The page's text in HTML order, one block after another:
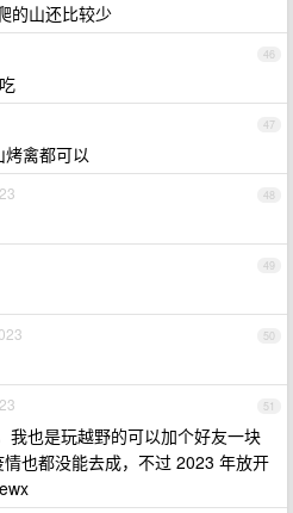
的山还比较少
46
47
禽都可以
48
49
50
51
我也是玩越野的可以加个好友一块
也都没能去成，不过 2023 年放开